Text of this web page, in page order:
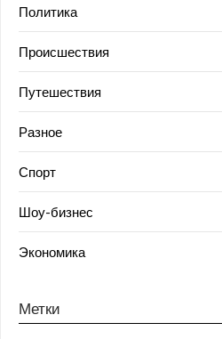
Политика
Происшествия
Путешествия
Разное
Спорт
Шоу-бизнес
Экономика
Метки